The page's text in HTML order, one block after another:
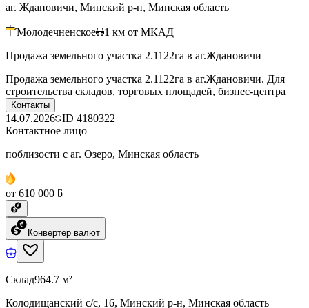
аг. Ждановичи, Минский р-н, Минская область
Молодечненское 1 км от МКАД
Продажа земельного участка 2.1122га в аг.Ждановичи
Продажа земельного участка 2.1122га в аг.Ждановичи. Для
строительства складов, торговых площадей, бизнес-центра
Контакты
14.07.2026 ID 4180322
Контактное лицо
поблизости с аг. Озеро, Минская область
от 610 000 ƃ
Конвертер валют
Склад964.7 м²
Колодищанский с/с, 16, Минский р-н, Минская область